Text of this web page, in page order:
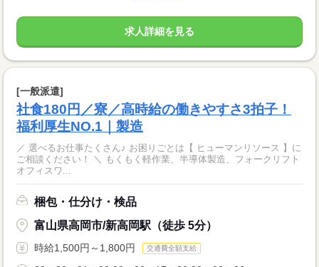
求人詳細を見る
[一般派遣]
社食180円／寮／高時給の働きやすさ3拍子！
福利厚生NO.1｜製造
／ 選べるお仕事たくさん♪ お困りごとは【 ヒューマンリソース 】に
ご相談ください！ ＼ もくもく軽作業、半導体製造、フォークリフト
オフィスワ...
梱包・仕分け・検品
富山県高岡市/新高岡駅（徒歩 5分）
時給1,500円～1,800円 交通費全額支給